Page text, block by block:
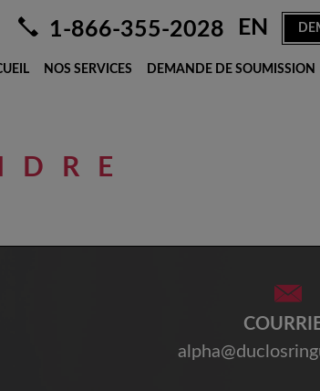
1-866-355-2028 EN
NOS SERVICES DEMANDE DE SOUMISSION